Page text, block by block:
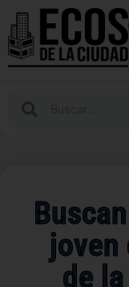
joven
de